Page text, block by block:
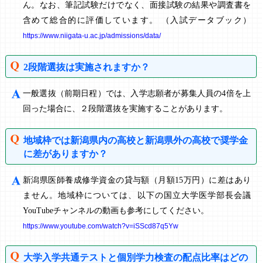
ん。なお、筆記試験だけでなく、面接試験の結果や調査書を
含めて総合的に評価しています。 （入試データブック）
https://www.niigata-u.ac.jp/admissions/data/
2段階選抜は実施されますか？
一般選抜（前期日程）では、入学志願者が募集人員の4倍を上
回った場合に、２段階選抜を実施することがあります。
地域枠では新潟県内の高校と新潟県外の高校で奨学金
に差がありますか？
新潟県医師養成修学資金の貸与額（月額15万円）に差はあり
ません。地域枠については、以下の国立大学医学部長会議
YouTubeチャンネルの動画も参考にしてください。
https://www.youtube.com/watch?v=iSScd87q5Yw
大学入学共通テストと個別学力検査の配点比率はどの